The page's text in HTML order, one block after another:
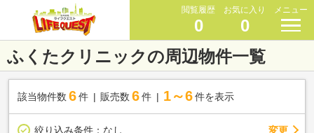
閲覧履歴
0
お気に入り
0
メニュー
ふくたクリニックの周辺物件一覧
該当物件数 6件 販売数 6 件 1～6 件を表示
絞り込み条件： なし 変更